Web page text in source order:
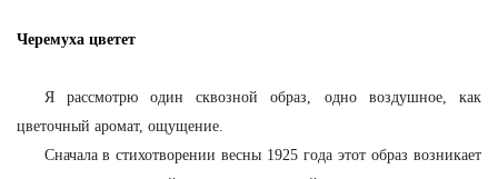
Черемуха цветет
Я рассмотрю один сквозной образ, одно воздушное, как
цветочный аромат, ощущение.
Сначала в стихотворении весны 1925 года этот образ возникает